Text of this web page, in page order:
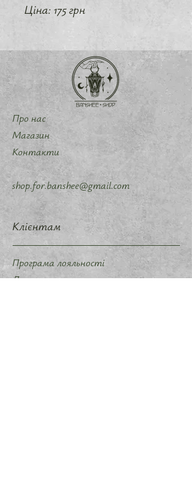
Ціна: 175 грн
Про нас
Магазин
Контакти
shop.for.banshee@gmail.com
Клієнтам
Програма лояльності
Доставка та повернення